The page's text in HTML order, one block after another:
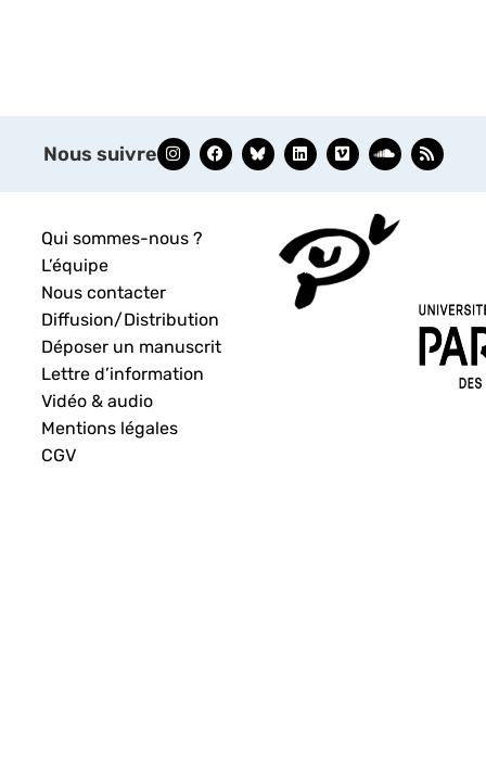
Nous suivre
Qui sommes-nous ?
L’équipe
Nous contacter
Diffusion/Distribution
Déposer un manuscrit
Lettre d’information
Vidéo & audio
Mentions légales
CGV